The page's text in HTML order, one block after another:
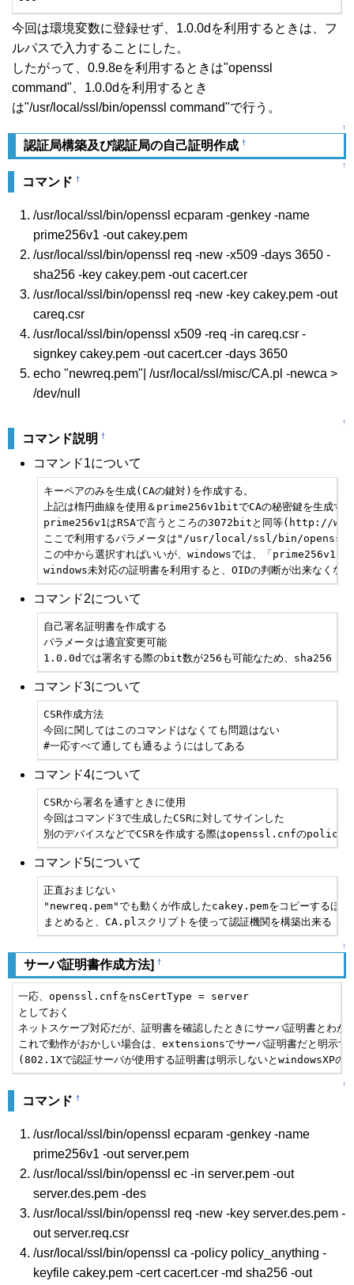
今回は環境変数に登録せず、1.0.0dを利用するときは、フ
ルパスで入力することにした。
したがって、0.9.8eを利用するときは"openssl
command"、1.0.0dを利用するとき
は"/usr/local/ssl/bin/openssl command"で行う。
↑
認証局構築及び認証局の自己証明作成 †
↑
コマンド †
/usr/local/ssl/bin/openssl ecparam -genkey -name
prime256v1 -out cakey.pem
/usr/local/ssl/bin/openssl req -new -x509 -days 3650 -
sha256 -key cakey.pem -out cacert.cer
/usr/local/ssl/bin/openssl req -new -key cakey.pem -out
careq.csr
/usr/local/ssl/bin/openssl x509 -req -in careq.csr -
signkey cakey.pem -out cacert.cer -days 3650
echo "newreq.pem"| /usr/local/ssl/misc/CA.pl -newca >
/dev/null
↑
コマンド説明 †
コマンド1について
キーペアのみを生成(CAの鍵対)を作成する。
上記は楕円曲線を使用＆prime256v1bitでCAの秘密鍵を生成す
prime256v1はRSAで言うところの3072bitと同等
ここで利用するパラメータは"/usr/local/ssl/bin/
この中から選択すればいいが、windowsでは、「prime256v1
windows未対応の証明書を利用すると、OIDの判断が出来なくな
コマンド2について
自己署名証明書を作成する
パラメータは適宜変更可能
1.0.0dでは署名する際のbit数が256も可能なため、sha256
コマンド3について
CSR作成方法
今回に関してはこのコマンドはなくても問題はない
#一応すべて通しても通るようにはしてある
コマンド4について
CSRから署名を通すときに使用
今回はコマンド3で生成したCSRに対してサインした
別のデバイスなどでCSRを作成する際はopenssl.cnfのpolicy設
コマンド5について
正直おまじない
"newreq.pem"でも動くが作成したcakey.pemをコピーするほ
↑
サーバ証明書作成方法] †
一応、openssl.cnfをnsCertType = server
としておく
ネットスケープ対応だが、証明書を確認したときにサーバ証明書とわか
これで動作がおかしい場合は、extensionsでサーバ証明書だと明示す
(802.1Xで認証サーバが使用する証明書は明示しないとwindowsXPの
↑
コマンド †
/usr/local/ssl/bin/openssl ecparam -genkey -name
prime256v1 -out server.pem
/usr/local/ssl/bin/openssl ec -in server.pem -out
server.des.pem -des
/usr/local/ssl/bin/openssl req -new -key server.des.pem -
out server.req.csr
/usr/local/ssl/bin/openssl ca -policy policy_anything -
keyfile cakey.pem -cert cacert.cer -md sha256 -out